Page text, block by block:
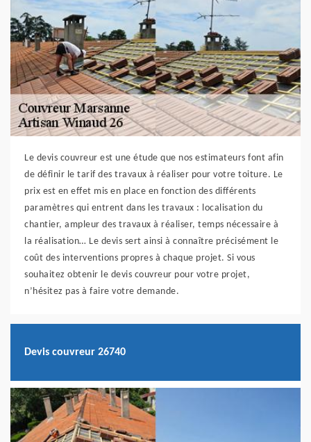
Le devis couvreur est une étude que nos estimateurs font afin
de définir le tarif des travaux à réaliser pour votre toiture. Le
prix est en effet mis en place en fonction des différents
paramètres qui entrent dans les travaux : localisation du
chantier, ampleur des travaux à réaliser, temps nécessaire à
la réalisation… Le devis sert ainsi à connaître précisément le
coût des interventions propres à chaque projet. Si vous
souhaitez obtenir le devis couvreur pour votre projet,
n’hésitez pas à faire votre demande.
Devis couvreur 26740